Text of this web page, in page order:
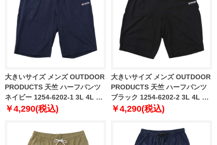
大きいサイズ メンズ OUTDOOR
PRODUCTS 天竺 ハーフパンツ
ネイビー 1254-6202-1 3L 4L 5L
6L 7L 8L
￥4,290(税込)
大きいサイズ メンズ OUTDOOR
PRODUCTS 天竺 ハーフパンツ
ブラック 1254-6202-2 3L 4L 5L
6L 7L 8L
￥4,290(税込)